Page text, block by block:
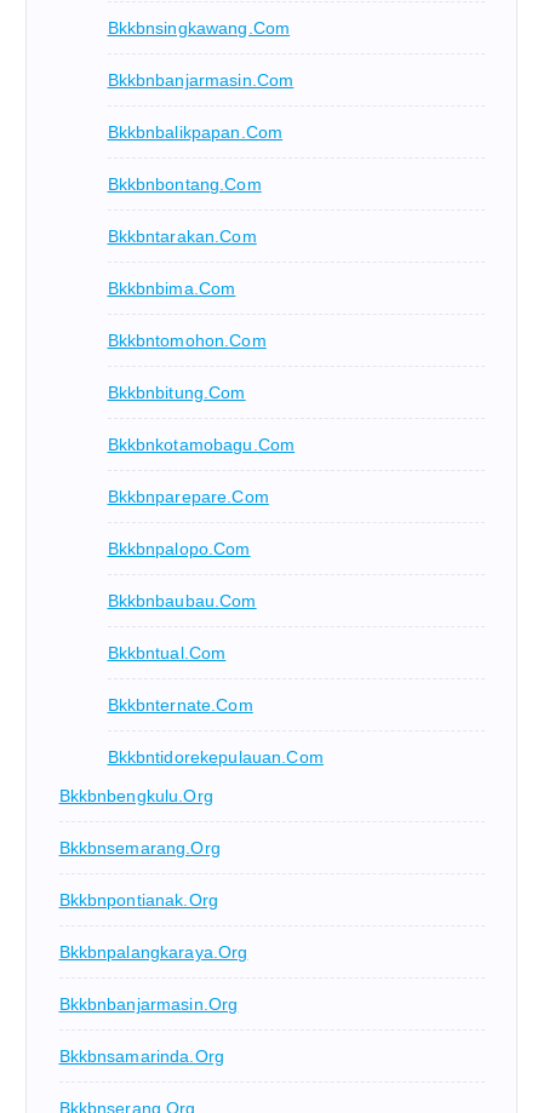
Bkkbnsingkawang.com
Bkkbnbanjarmasin.com
Bkkbnbalikpapan.com
Bkkbnbontang.com
Bkkbntarakan.com
Bkkbnbima.com
Bkkbntomohon.com
Bkkbnbitung.com
Bkkbnkotamobagu.com
Bkkbnparepare.com
Bkkbnpalopo.com
Bkkbnbaubau.com
Bkkbntual.com
Bkkbnternate.com
Bkkbntidorekepulauan.com
Bkkbnbengkulu.org
Bkkbnsemarang.org
Bkkbnpontianak.org
Bkkbnpalangkaraya.org
Bkkbnbanjarmasin.org
Bkkbnsamarinda.org
Bkkbnserang.org